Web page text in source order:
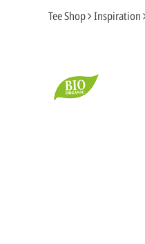
Tee Shop Inspiration